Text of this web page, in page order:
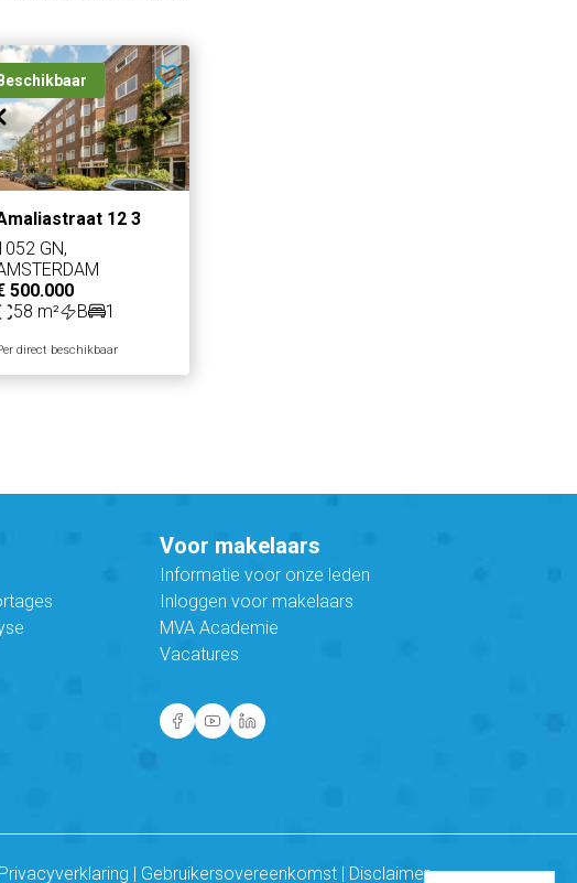
Beschikbaar
12 3
GN,
500.000
58 m²
B 1
direct beschikbaar
Voor makelaars
Informatie voor onze leden
Inloggen voor makelaars
MVA Academie
Vacatures
Privacyverklaring Gebruikersovereenkomst Disclaimer